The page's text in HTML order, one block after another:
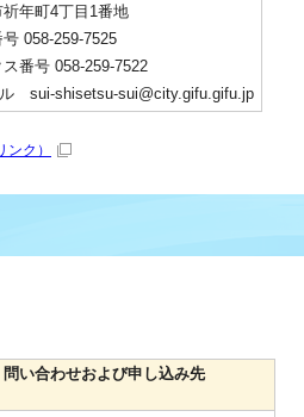
年町4丁目1番地
号 058-259-7525
ス番号 058-259-7522
sui-shisetsu-sui@city.gifu.gifu.jp
ンク）
問い合わせおよび申し込み先